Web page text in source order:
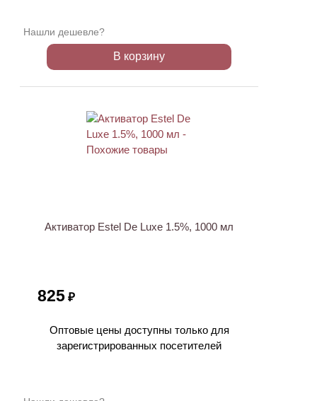
Нашли дешевле?
В корзину
Активатор Estel De Luxe 1.5%, 1000 мл
825 ₽
Оптовые цены доступны только для
зарегистрированных посетителей